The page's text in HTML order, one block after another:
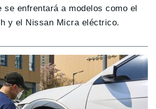
se enfrentará a modelos como el
y el Nissan Micra eléctrico.